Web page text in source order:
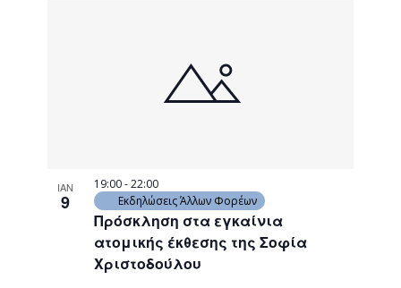
ΙΑΝ
9
Πρόσκληση στα εγκαίνια
ατομικής έκθεσης της Σοφία
Χριστοδούλου
19:00-22:00
Εκδηλώσεις Άλλων Φορέων